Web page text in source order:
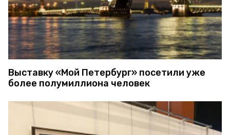
Выставку «Мой Петербург» посетили уже
более полумиллиона человек